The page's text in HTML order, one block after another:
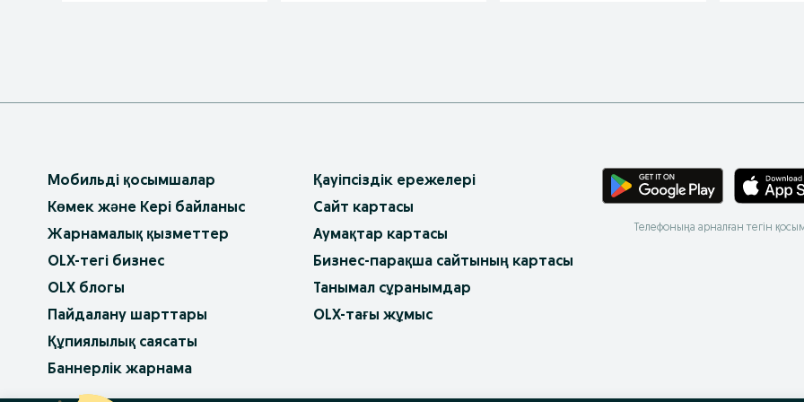
Мобильді қосымшалар
Көмек және Кері байланыс
Жарнамалық қызметтер
OLX-тегі бизнес
OLX блогы
Пайдалану шарттары
Құпиялылық саясаты
Баннерлік жарнама
Қауіпсіздік ережелері
Сайт картасы
Аумақтар картасы
Бизнес-парақша сайтының картасы
Танымал сұранымдар
OLX-тағы жұмыс
Телефоныңа арналған тегін